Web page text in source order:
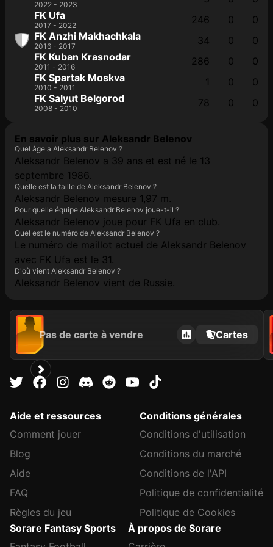
2022 - 2023
FK Ufa
2017 - 2022 246 0
0
FK Anzhi Makhachkala
2016 - 2017 34 0
0
FK Kuban Krasnodar
2011 - 2016 286 0
0
FK Spartak Moskva
2010 - 2011 1 0
0
FK Salyut Belgorod
2008 - 2010 78 0 0
En savoir plus sur Aleksandr Belenov
Quel âge a Aleksandr Belenov ?
Aleksandr Belenov a 39 ans et est né le 13
septembre 1986.
Quelle est la taille de Aleksandr Belenov ?
Aleksandr Belenov mesure 1,97 m.
Pour quelle équipe Aleksandr Belenov joue-t-il ?
Aleksandr Belenov joue pour FK Ufa en club.
Quel est le numéro de Aleksandr Belenov ?
Le numéro de maillot actuel de Aleksandr Belenov
avec FK Ufa est le 31.
D'où vient Aleksandr Belenov ?
Aleksandr Belenov vient de Russie.
Pas de carte à vendre Cartes
Aide et ressources
Comment jouer
Blog
Aide
FAQ
Règles du jeu
Conditions générales
Conditions d'utilisation
Conditions du marché
Conditions de l'API
Politique de confidentialité
Politique de Cookies
Sorare Fantasy Sports
À propos de Sorare